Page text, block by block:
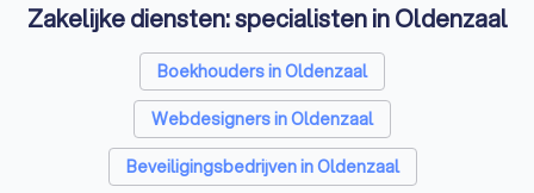
Zakelijke diensten: specialisten in Oldenzaal
Boekhouders in Oldenzaal
Webdesigners in Oldenzaal
Beveiligingsbedrijven in Oldenzaal